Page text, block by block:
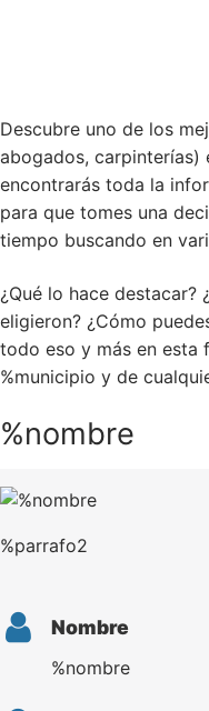
Descubre uno de los
abogados, carpinterías)
encontrarás toda la
para que tomes una
tiempo buscando en
¿Qué lo hace destacar?
eligieron? ¿Cómo
todo eso y más en esta
%municipio y de
%nombre
%parrafo2
Nombre
%nombre